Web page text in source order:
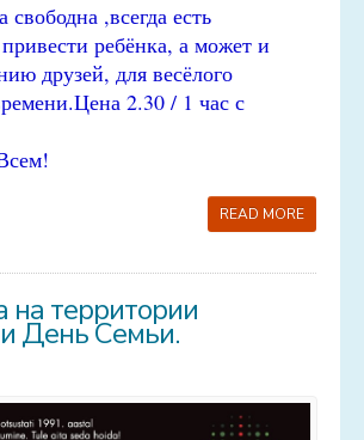
свободна ,всегда есть
ребёнка, а может и
друзей, для весёлого
Цена 2.30 / 1 час с
READ MORE
на территории
День Семьи.